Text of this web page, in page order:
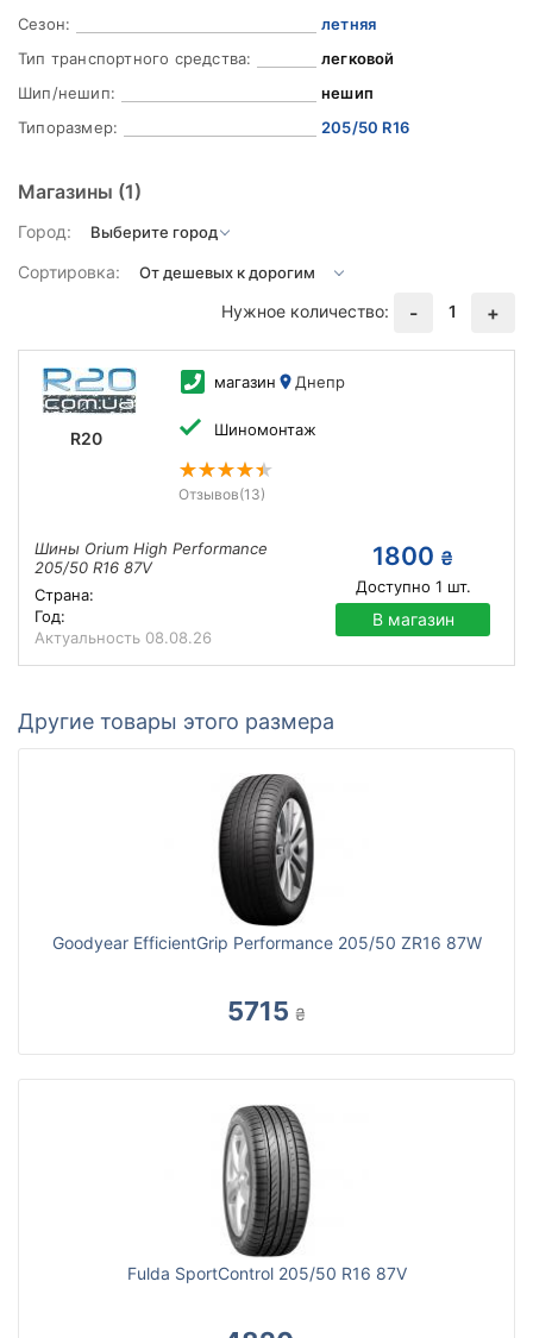
Сезон:
летняя
Тип транспортного средства:
легковой
Шип/нешип:
нешип
Типоразмер:
205/50 R16
Магазины (1)
Город:
Сортировка:
Нужное количество:
- 1 +
R20
магазин Днепр
Шиномонтаж
Отзывов(13)
Шины Orium High Performance
205/50 R16 87V
Страна:
Год:
Актуальность 08.08.26
1800 ₴
Доступно 1 шт.
В магазин
Другие товары этого размера
Goodyear EfficientGrip Performance 205/50 ZR16 87W
5715 ₴
Fulda SportControl 205/50 R16 87V